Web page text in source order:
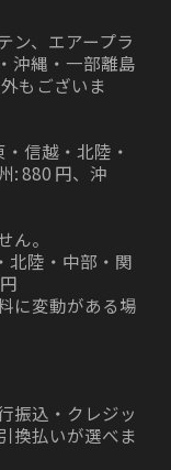
ン、エアープラ
沖縄・一部離島
もございま
信越・北陸・
: 880 円、沖
ん。
北陸・中部・関
に変動がある場
振込・クレジッ
換払いが選べま